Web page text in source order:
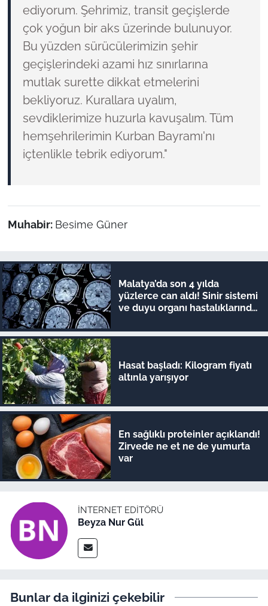
ediyorum. Şehrimiz, transit geçişlerde
çok yoğun bir aks üzerinde bulunuyor.
Bu yüzden sürücülerimizin şehir
geçişlerindeki azami hız sınırlarına
mutlak surette dikkat etmelerini
bekliyoruz. Kurallara uyalım,
sevdiklerimize huzurla kavuşalım. Tüm
hemşehrilerimin Kurban Bayramı'nı
içtenlikle tebrik ediyorum."
Muhabir: Besime Güner
Malatya’da son 4 yılda
yüzlerce can aldı! Sinir sistemi
ve duyu organı hastalıklarında
Hasat başladı: Kilogram fiyatı
altınla yarışıyor
En sağlıklı proteinler açıklandı!
Zirvede ne et ne de yumurta
var
İNTERNET EDITÖRÜ
Beyza Nur Gül
Bunlar da ilginizi çekebilir